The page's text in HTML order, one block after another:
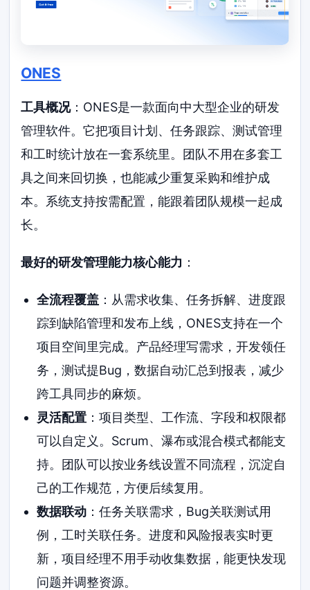
ONES
工具概况：ONES是一款面向中大型企业的研发
管理软件。它把项目计划、任务跟踪、测试管理
和工时统计放在一套系统里。团队不用在多套工
具之间来回切换，也能减少重复采购和维护成
本。系统支持按需配置，能跟着团队规模一起成
长。
最好的研发管理能力核心能力 ：
全流程覆盖：从需求收集、任务拆解、进度跟
踪到缺陷管理和发布上线，ONES支持在一个
项目空间里完成。产品经理写需求，开发领任
务，测试提Bug，数据自动汇总到报表，减少
跨工具同步的麻烦。
灵活配置：项目类型、工作流、字段和权限都
可以自定义。Scrum、瀑布或混合模式都能支
持。团队可以按业务线设置不同流程，沉淀自
己的工作规范，方便后续复用。
数据联动：任务关联需求，Bug关联测试用
例，工时关联任务。进度和风险报表实时更
新，项目经理不用手动收集数据，能更快发现
问题并调整资源。